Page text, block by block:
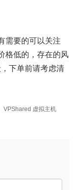
需要的可以关注
格低的，存在的风
下单前请考虑清
VPShared 虚拟主机